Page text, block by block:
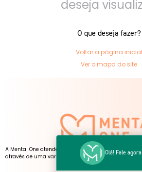
deseja
O que deseja fazer?
Voltar a página inicial
Ver o mapa do site
A Mental One atende pessoas de todas as idades,
através de uma variedade de serviços,Olá! Fale